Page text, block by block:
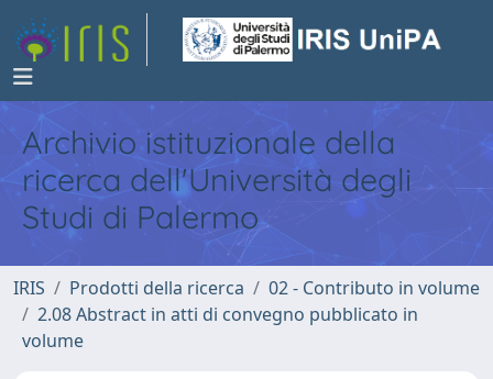
Archivio istituzionale della
ricerca dell'Università degli
Studi di Palermo
IRIS Prodotti della ricerca
02 - Contributo in volume
2.08 Abstract in atti di convegno pubblicato in
volume